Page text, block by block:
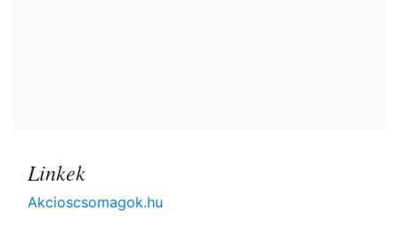
Linkek
Akcioscsomagok.hu